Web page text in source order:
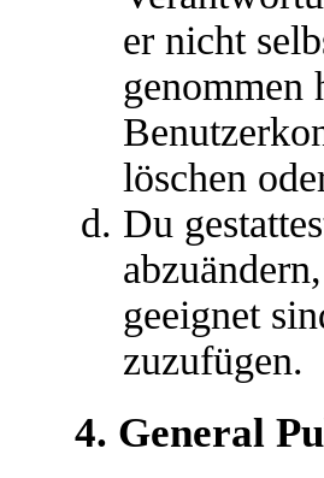
er nicht
genommen
löschen
Du
geeignet
zuzufügen.
4. General